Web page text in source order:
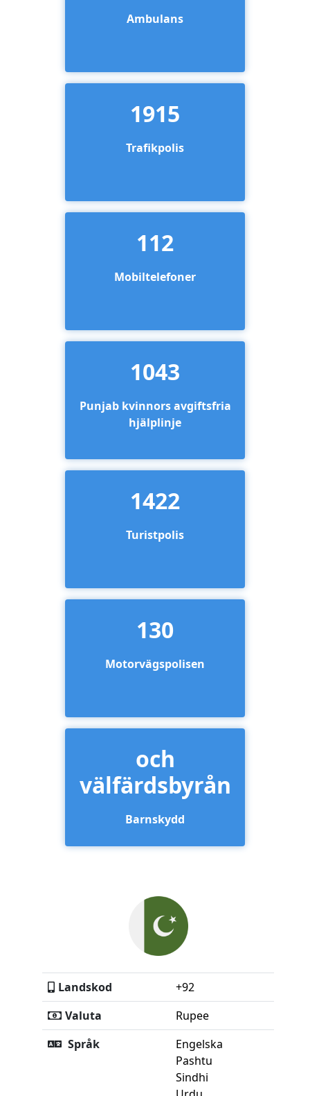
Ambulans
1915
Trafikpolis
112
Mobiltelefoner
1043
Punjab kvinnors avgiftsfria
hjälplinje
1422
Turistpolis
130
Motorvägspolisen
och
välfärdsbyrån
Barnskydd
Landskod
+92
Valuta
Rupee
Språk
Engelska
Pashtu
Sindhi